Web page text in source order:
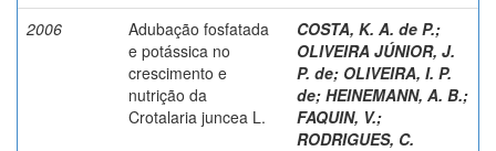
2006
Adubação fosfatada
e potássica no
crescimento e
nutrição da
Crotalaria juncea L.
COSTA, K. A. de P.;
OLIVEIRA JÚNIOR, J.
P. de; OLIVEIRA, I. P.
de; HEINEMANN, A. B.;
FAQUIN, V.;
RODRIGUES, C.